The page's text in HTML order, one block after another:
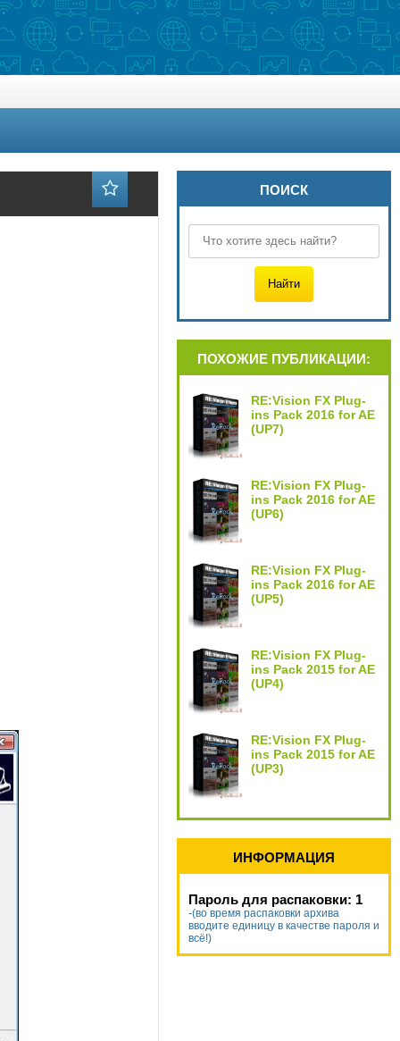
ПОИСК
ПОХОЖИЕ ПУБЛИКАЦИИ:
RE:Vision FX Plug-
ins Pack 2016 for AE
(UP7)
RE:Vision FX Plug-
ins Pack 2016 for AE
(UP6)
RE:Vision FX Plug-
ins Pack 2016 for AE
(UP5)
RE:Vision FX Plug-
ins Pack 2015 for AE
(UP4)
RE:Vision FX Plug-
ins Pack 2015 for AE
(UP3)
ИНФОРМАЦИЯ
Пароль для распаковки: 1
-(во время распаковки архива
вводите единицу в качестве пароля и
всё!)